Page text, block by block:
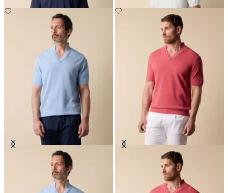
Polo in Maglia Piqué con Collo
Polo in Maglia Piqué con Collo